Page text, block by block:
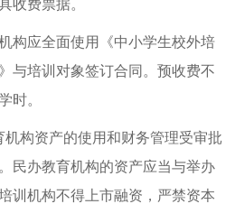
收费票据。
应全面使用《中小学生校外培
与培训对象签订合同。预收费不
时。
资产的使用和财务管理受审批
民办教育机构的资产应当与举办
训机构不得上市融资，严禁资本